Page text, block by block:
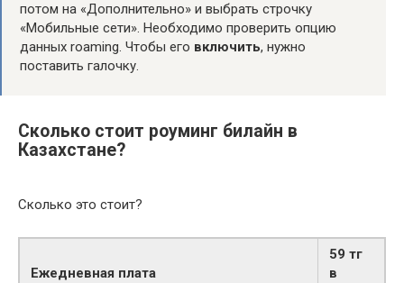
потом на «Дополнительно» и выбрать строчку
«Мобильные сети». Необходимо проверить опцию
данных roaming. Чтобы его включить, нужно
поставить галочку.
Сколько стоит роуминг билайн в
Казахстане?
Сколько это стоит?
Ежедневная плата
59 тг
в